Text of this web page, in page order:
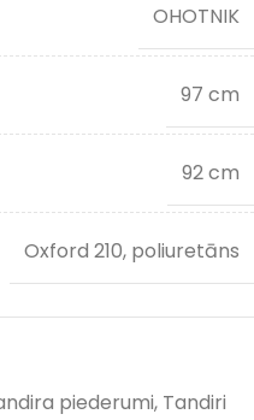
OHOTNIK
97 cm
92 cm
Oxford 210, poliuretāns
piederumi, Tandiri